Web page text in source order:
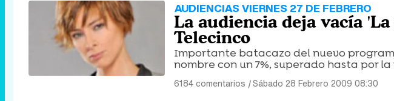
AUDIENCIAS VIERNES 27 DE FEBRERO
La audiencia deja vacía
Telecinco
Importante batacazo del nuevo
nombre con un 7%, superado hasta por
6184 comentarios |Sábado 28 Febrero 2009 08:30